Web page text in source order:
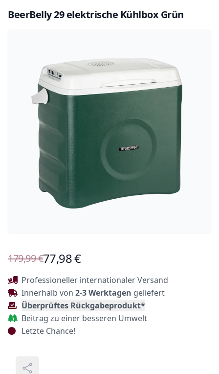
BeerBelly 29 elektrische Kühlbox Grün
Produktinformationen
179,99 €77,98 €
Beschreibung
Professioneller internationaler Versand
Innerhalb von 2-3 Werktagen geliefert
Überprüftes Rückgabeprodukt*
Beitrag zu einer besseren Umwelt
Letzte Chance!